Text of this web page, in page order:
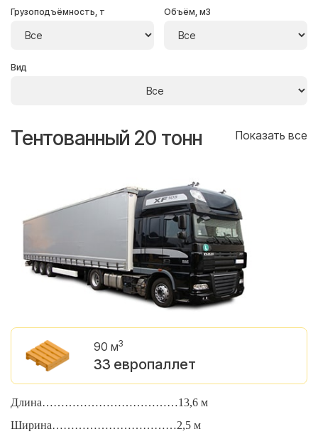
Грузоподъёмность, т Объём, м3
Вид
Тентованный 20 тонн Показать все
90 м3
33 европаллет
Длина………………………………13,6 м
Ширина……………………………2,5 м